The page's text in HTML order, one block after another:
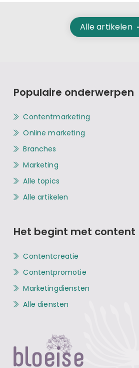
Alle artikelen
Populaire onderwerpen
Contentmarketing
Online marketing
Branches
Marketing
Alle topics
Alle artikelen
Het begint met content
Contentcreatie
Contentpromotie
Marketingdiensten
Alle diensten